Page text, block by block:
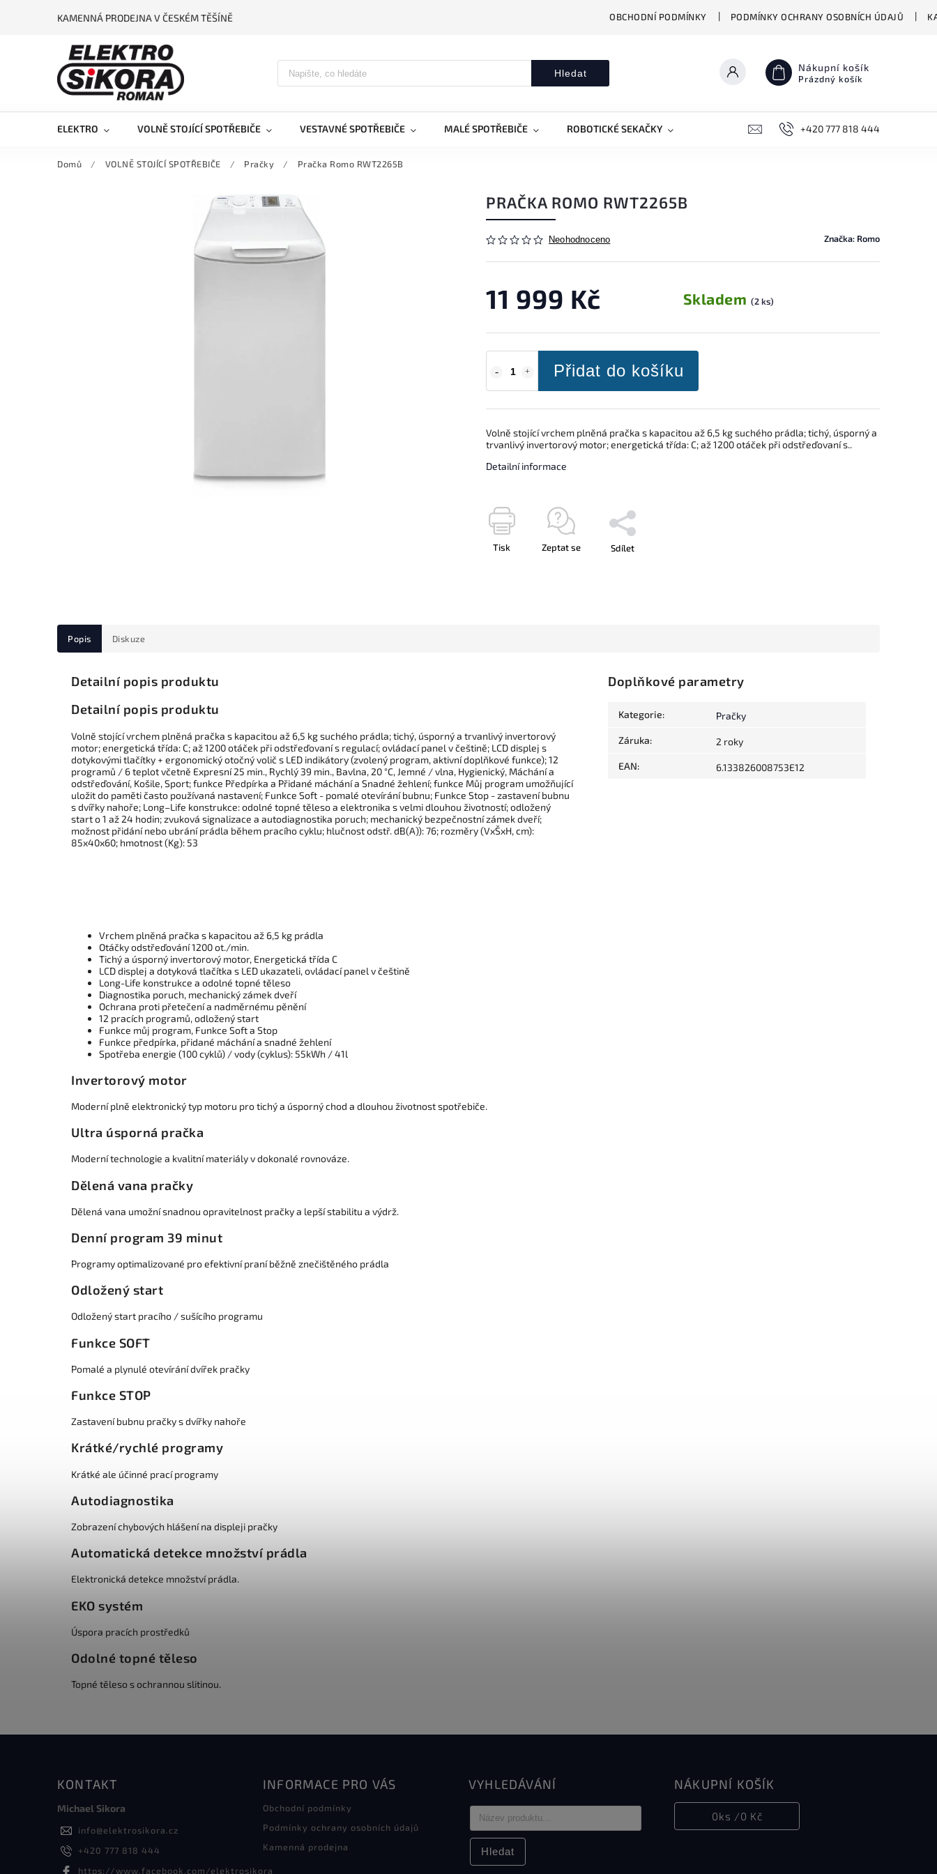
KAMENNÁ PRODEJNA V ČESKÉM TĚŠÍNĚ OBCHODNÍ PODMÍNKY PODMÍNKY OCHRANY OSOBNÍCH ÚDAJŮ
Hledat Nákupní košík
Prázdný košík
ELEKTRO VOLNĚ STOJÍCÍ SPOTŘEBIČE VESTAVNÉ SPOTŘEBIČE MALÉ SPOTŘEBIČE ROBOTICKÉ SEKAČKY PŘEKLADAČE VASCO BIONICKÉ MOPY
+420 777 818 444
Domů / VOLNĚ STOJÍCÍ SPOTŘEBIČE / Pračky / Pračka Romo RWT2265B
PRAČKA ROMO RWT2265B
Neohodnoceno Značka: Romo
11 999 Kč Skladem (2 ks)
Přidat do košíku
Volně stojící vrchem plněná pračka s kapacitou až 6,5 kg suchého prádla; tichý, úsporný a
trvanlivý invertorový motor; energetická třída: C; až 1200 otáček při odstřeďovaní s..
Detailní informace
Tisk Zeptat se Sdílet
Popis Diskuze
Detailní popis produktu
Detailní popis produktu
Volně stojící vrchem plněná pračka s kapacitou až 6,5 kg suchého prádla; tichý, úsporný a trvanlivý invertorový
motor; energetická třída: C; až 1200 otáček při odstřeďovaní s regulací; ovládací panel v češtině; LCD displej s
dotykovými tlačítky + ergonomický otočný volič s LED indikátory (zvolený program, aktivní doplňkové funkce); 12
programů / 6 teplot včetně Expresní 25 min., Rychlý 39 min., Bavlna, 20 °C, Jemné / vlna, Hygienický, Máchání a
odstřeďování, Košile, Sport; funkce Předpírka a Přidané máchání a Snadné žehlení; funkce Můj program umožňující
uložit do paměti často používaná nastavení; Funkce Soft - pomalé otevírání bubnu; Funkce Stop - zastavení bubnu
s dvířky nahoře; Long–Life konstrukce: odolné topné těleso a elektronika s velmi dlouhou životností; odložený
start o 1 až 24 hodin; zvuková signalizace a autodiagnostika poruch; mechanický bezpečnostní zámek dveří;
možnost přidání nebo ubrání prádla během pracího cyklu; hlučnost odstř. dB(A)): 76; rozměry (VxŠxH, cm):
85x40x60; hmotnost (Kg): 53
Vrchem plněná pračka s kapacitou až 6,5 kg prádla
Otáčky odstřeďování 1200 ot./min.
Tichý a úsporný invertorový motor, Energetická třída C
LCD displej a dotyková tlačítka s LED ukazateli, ovládací panel v češtině
Long-Life konstrukce a odolné topné těleso
Diagnostika poruch, mechanický zámek dveří
Ochrana proti přetečení a nadměrnému pěnění
12 pracích programů, odložený start
Funkce můj program, Funkce Soft a Stop
Funkce předpírka, přidané máchání a snadné žehlení
Spotřeba energie (100 cyklů) / vody (cyklus): 55kWh / 41l
Invertorový motor
Moderní plně elektronický typ motoru pro tichý a úsporný chod a dlouhou životnost spotřebiče.
Ultra úsporná pračka
Moderní technologie a kvalitní materiály v dokonalé rovnováze.
Dělená vana pračky
Dělená vana umožní snadnou opravitelnost pračky a lepší stabilitu a výdrž.
Denní program 39 minut
Programy optimalizované pro efektivní praní běžně znečištěného prádla
Odložený start
Odložený start pracího / sušícího programu
Funkce SOFT
Pomalé a plynulé otevírání dvířek pračky
Funkce STOP
Zastavení bubnu pračky s dvířky nahoře
Krátké/rychlé programy
Krátké ale účinné prací programy
Autodiagnostika
Zobrazení chybových hlášení na displeji pračky
Automatická detekce množství prádla
Elektronická detekce množství prádla.
EKO systém
Úspora pracích prostředků
Odolné topné těleso
Topné těleso s ochrannou slitinou.
Doplňkové parametry
Kategorie: Pračky
Záruka: 2 roky
EAN: 6.133826008753E12
KONTAKT
Michael Sikora
info@elektrosikora.cz
+420 777 818 444
https://www.facebook.com/elektrosikora
INFORMACE PRO VÁS
Obchodní podmínky
Podmínky ochrany osobních údajů
Kamenná prodejna
VYHLEDÁVÁNÍ
Hledat
NÁKUPNÍ KOŠÍK
0ks /0 Kč